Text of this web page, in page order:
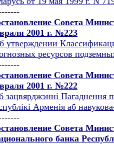
Совета
2001 г. №223
утверждении
ресурсов
Совета
2001 г. №222
зацвярджэннi Пагаднення
Арменiя аб
Совета
банка